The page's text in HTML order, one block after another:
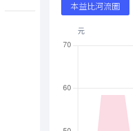
本益比河流圖